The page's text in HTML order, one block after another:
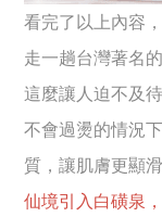
看完了以上內容
走一趟台灣著名
這麼讓人迫不及
不會過燙的情況
質，讓肌膚更顯
仙境引入白磺泉